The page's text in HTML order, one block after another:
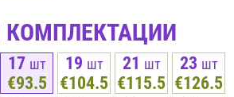
17 шт
€93.5
19 шт
€104.5
21 шт
€115.5
23 шт
€126.5